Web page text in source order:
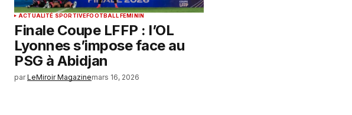
ACTUALITÉ SPORTIVEFOOTBALL FEMININ
Finale Coupe LFFP : l’OL
Lyonnes s’impose face au
PSG à Abidjan
par LeMiroir Magazinemars 16, 2026